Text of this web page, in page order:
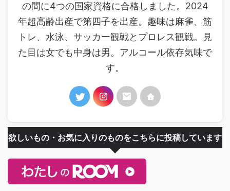
の間に4つの国家資格に合格しました。2024
年超高齢出産で第四子を出産。趣味は麻雀、筋
トレ、水泳、サッカー観戦とプロレス観戦。見
た目は女でも中身は男。アルコール依存気味で
す。
欲しいもの・お気に入りのものをこちらに投稿しています